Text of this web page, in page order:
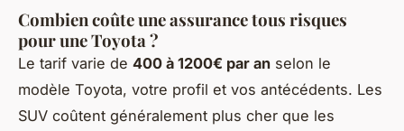
Combien coûte une assurance tous risques
pour une Toyota ?
Le tarif varie de 400 à 1200€ par an selon le
modèle Toyota, votre profil et vos antécédents. Les
SUV coûtent généralement plus cher que les